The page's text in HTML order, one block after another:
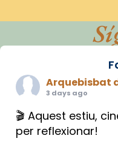
Arquebisbat
3 days ago
🎬 Aquest estiu,
per reflexionar!